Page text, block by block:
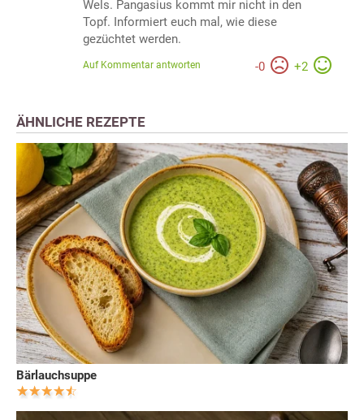
Wels. Pangasius kommt mir nicht in den
Topf. Informiert euch mal, wie diese
gezüchtet werden.
-0 +2
Auf Kommentar antworten
ÄHNLICHE REZEPTE
Bärlauchsuppe